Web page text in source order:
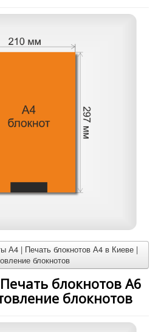
А4 | Печать блокнотов А4 в Киеве |
блокнотов
блокнотов А6
блокнотов